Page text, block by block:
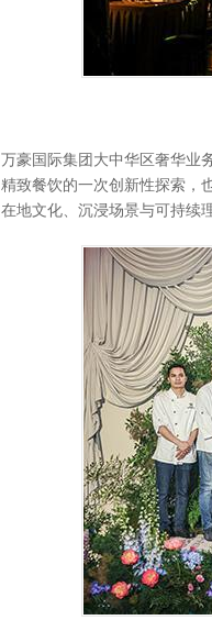
万豪国际集团大中华区奢华业
精致餐饮的一次创新性探索，
在地文化、沉浸场景与可持续